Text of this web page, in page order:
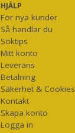
HJÄLP
För nya kunder
Så handlar du
Söktips
Mitt konto
Leverans
Betalning
Säkerhet & Cookies
Kontakt
Skapa konto
Logga in